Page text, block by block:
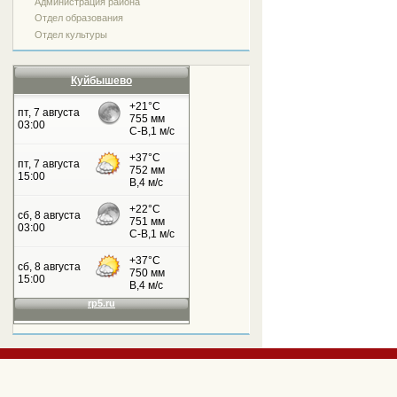
Отдел образования
Отдел культуры
Куйбышево